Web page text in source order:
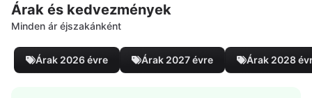
Árak és kedvezmények
Minden ár éjszakánként
Árak 2026 évre Árak 2027 évre Árak 2028